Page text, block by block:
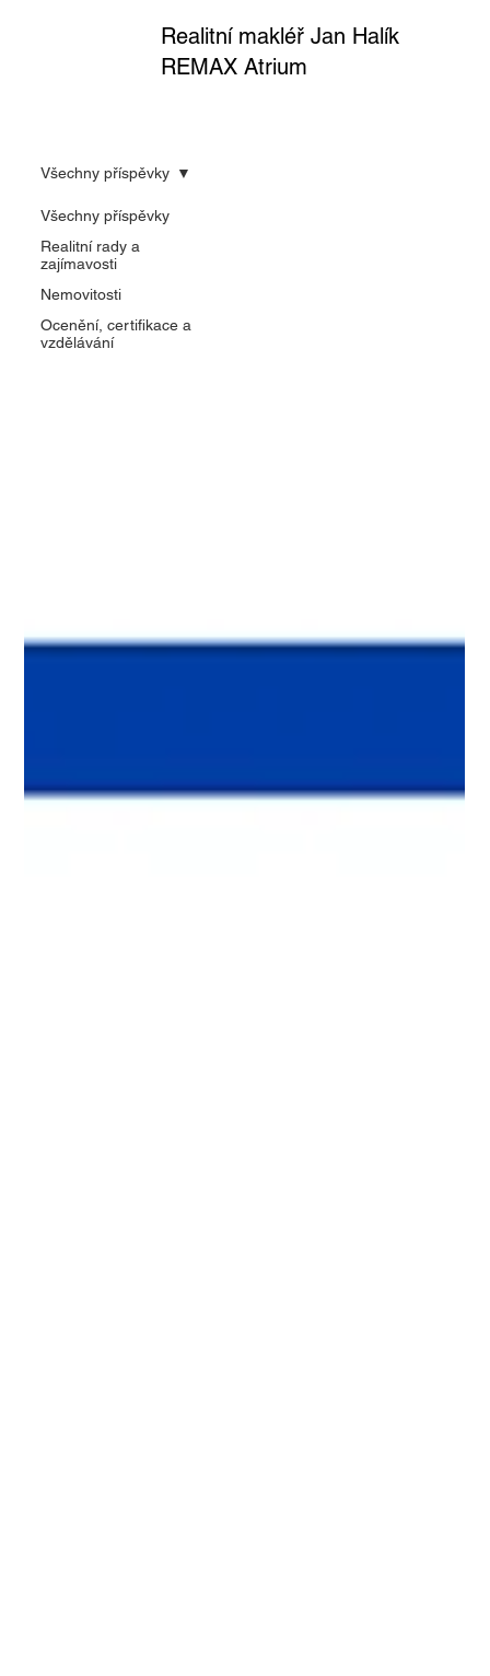
Realitní makléř Jan Halík
REMAX Atrium
Všechny příspěvky
Realitní rady a
zajímavosti
Nemovitosti
Ocenění, certifikace a
vzdělávání
Všechny příspěvky